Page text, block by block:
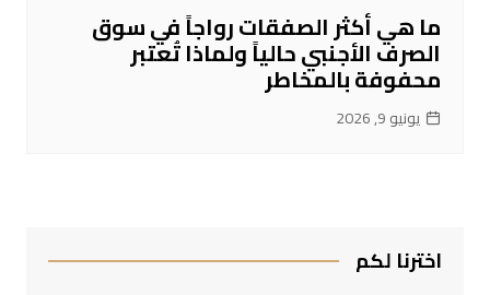
ما هي أكثر الصفقات رواجاً في سوق
الصرف الأجنبي حالياً ولماذا تُعتبر
محفوفة بالمخاطر
يونيو 9, 2026
اخترنا لكم